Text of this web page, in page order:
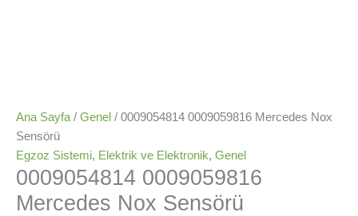
Ana Sayfa / Genel / 0009054814 0009059816 Mercedes Nox
Sensörü
Egzoz Sistemi, Elektrik ve Elektronik, Genel
0009054814 0009059816
Mercedes Nox Sensörü